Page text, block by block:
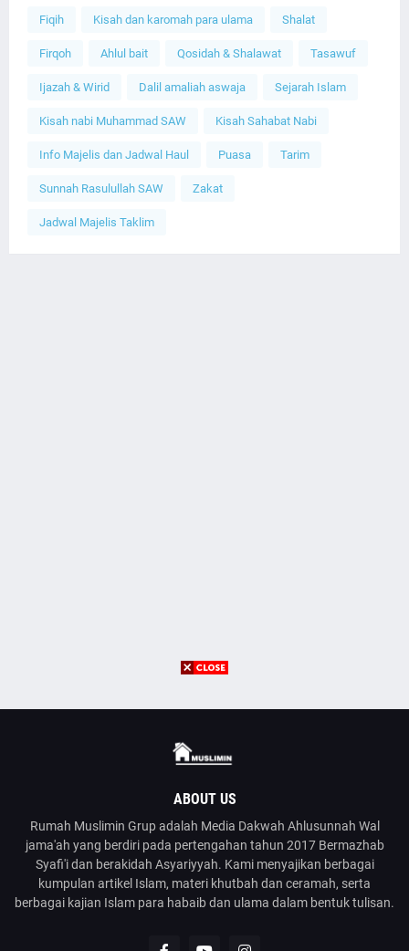
Fiqih Kisah dan karomah para ulama Shalat
Firqoh Ahlul bait Qosidah & Shalawat Tasawuf
Ijazah & Wirid Dalil amaliah aswaja Sejarah Islam
Kisah nabi Muhammad SAW Kisah Sahabat Nabi
Info Majelis dan Jadwal Haul Puasa Tarim
Sunnah Rasulullah SAW Zakat
Jadwal Majelis Taklim
ABOUT US
Rumah Muslimin Grup adalah Media Dakwah Ahlusunnah Wal
jama'ah yang berdiri pada pertengahan tahun 2017 Bermazhab
Syafi'i dan berakidah Asyariyyah. Kami menyajikan berbagai
kumpulan artikel Islam, materi khutbah dan ceramah, serta
berbagai kajian Islam para habaib dan ulama dalam bentuk tulisan.